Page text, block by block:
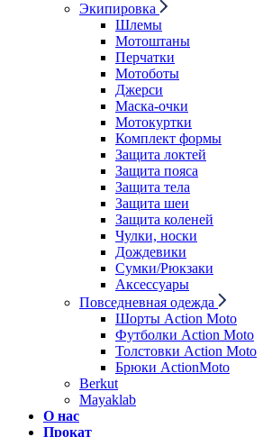
Экипировка
Шлемы
Мотоштаны
Перчатки
Мотоботы
Джерси
Маска-очки
Мотокуртки
Комплект формы
Защита локтей
Защита пояса
Защита тела
Защита шеи
Защита коленей
Чулки, носки
Дождевики
Сумки/Рюкзаки
Аксессуары
Повседневная одежда
Шорты Action Moto
Футболки Action Moto
Толстовки Action Moto
Брюки ActionMoto
Berkut
Mayaklab
О нас
Прокат